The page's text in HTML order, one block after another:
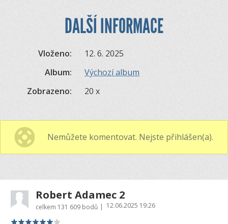
DALŠÍ INFORMACE
Vloženo:
12. 6. 2025
Album:
Výchozí album
Zobrazeno:
20 x
Nemůžete komentovat. Nejste přihlášen(a).
Robert Adamec 2
celkem 131 609 bodů | 12.06.2025 19:26